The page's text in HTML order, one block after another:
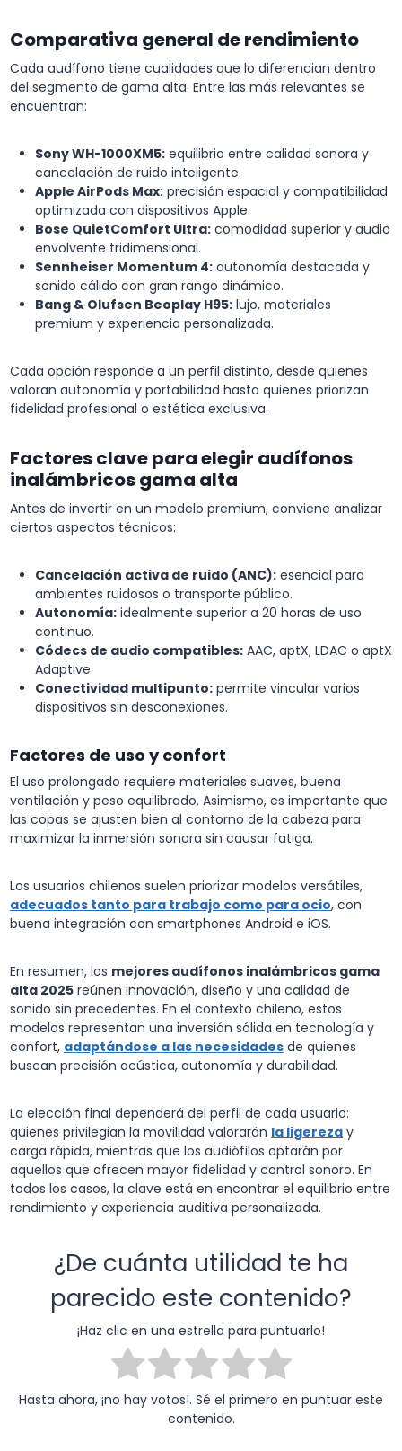
Comparativa general de rendimiento
Cada audífono tiene cualidades que lo diferencian dentro
del segmento de gama alta. Entre las más relevantes se
encuentran:
Sony WH-1000XM5: equilibrio entre calidad sonora y
cancelación de ruido inteligente.
Apple AirPods Max: precisión espacial y compatibilidad
optimizada con dispositivos Apple.
Bose QuietComfort Ultra: comodidad superior y audio
envolvente tridimensional.
Sennheiser Momentum 4: autonomía destacada y
sonido cálido con gran rango dinámico.
Bang & Olufsen Beoplay H95: lujo, materiales
premium y experiencia personalizada.
Cada opción responde a un perfil distinto, desde quienes
valoran autonomía y portabilidad hasta quienes priorizan
fidelidad profesional o estética exclusiva.
Factores clave para elegir audífonos
inalámbricos gama alta
Antes de invertir en un modelo premium, conviene analizar
ciertos aspectos técnicos:
Cancelación activa de ruido (ANC): esencial para
ambientes ruidosos o transporte público.
Autonomía: idealmente superior a 20 horas de uso
continuo.
Códecs de audio compatibles: AAC, aptX, LDAC o aptX
Adaptive.
Conectividad multipunto: permite vincular varios
dispositivos sin desconexiones.
Factores de uso y confort
El uso prolongado requiere materiales suaves, buena
ventilación y peso equilibrado. Asimismo, es importante que
las copas se ajusten bien al contorno de la cabeza para
maximizar la inmersión sonora sin causar fatiga.
Los usuarios chilenos suelen priorizar modelos versátiles,
adecuados tanto para trabajo como para ocio, con
buena integración con smartphones Android e iOS.
En resumen, los mejores audífonos inalámbricos gama
alta 2025 reúnen innovación, diseño y una calidad de
sonido sin precedentes. En el contexto chileno, estos
modelos representan una inversión sólida en tecnología y
confort, adaptándose a las necesidades de quienes
buscan precisión acústica, autonomía y durabilidad.
La elección final dependerá del perfil de cada usuario:
quienes privilegian la movilidad valorarán la ligereza y
carga rápida, mientras que los audiófilos optarán por
aquellos que ofrecen mayor fidelidad y control sonoro. En
todos los casos, la clave está en encontrar el equilibrio entre
rendimiento y experiencia auditiva personalizada.
¿De cuánta utilidad te ha
parecido este contenido?
¡Haz clic en una estrella para puntuarlo!
Hasta ahora, ¡no hay votos!. Sé el primero en puntuar este
contenido.